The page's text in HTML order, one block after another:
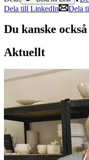
Dela till LinkedIn
Dela
Du kanske
Aktuellt